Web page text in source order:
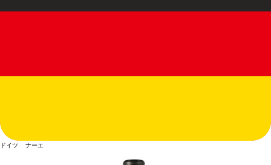
ドイツ ナーエ